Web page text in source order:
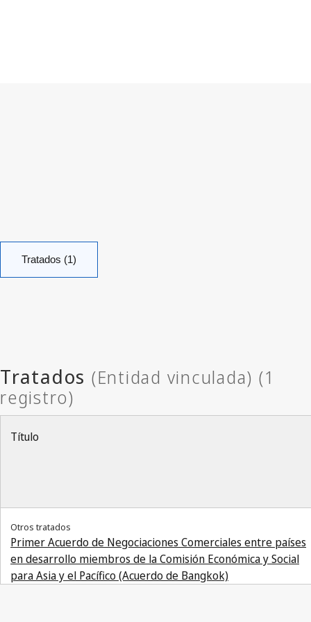
Tratados (1)
Título
Otros tratados
Primer Acuerdo de Negociaciones Comerciales entre países
en desarrollo miembros de la Comisión Económica y Social
para Asia y el Pacífico (Acuerdo de Bangkok)